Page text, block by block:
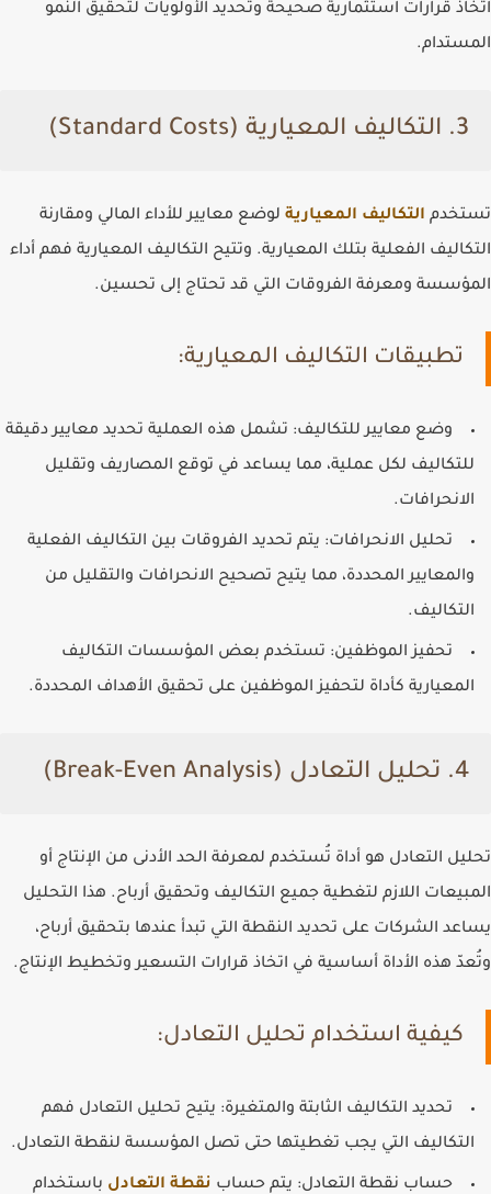
اتخاذ قرارات استثمارية صحيحة وتحديد الأولويات لتحقيق النمو
المستدام.
3. التكاليف المعيارية (Standard Costs)
تستخدم التكاليف المعيارية لوضع معايير للأداء المالي ومقارنة
التكاليف الفعلية بتلك المعيارية. وتتيح التكاليف المعيارية فهم أداء
المؤسسة ومعرفة الفروقات التي قد تحتاج إلى تحسين.
تطبيقات التكاليف المعيارية:
وضع معايير للتكاليف: تشمل هذه العملية تحديد معايير دقيقة
للتكاليف لكل عملية، مما يساعد في توقع المصاريف وتقليل
الانحرافات.
تحليل الانحرافات: يتم تحديد الفروقات بين التكاليف الفعلية
والمعايير المحددة، مما يتيح تصحيح الانحرافات والتقليل من
التكاليف.
تحفيز الموظفين: تستخدم بعض المؤسسات التكاليف
المعيارية كأداة لتحفيز الموظفين على تحقيق الأهداف المحددة.
4. تحليل التعادل (Break-Even Analysis)
تحليل التعادل هو أداة تُستخدم لمعرفة الحد الأدنى من الإنتاج أو
المبيعات اللازم لتغطية جميع التكاليف وتحقيق أرباح. هذا التحليل
يساعد الشركات على تحديد النقطة التي تبدأ عندها بتحقيق أرباح،
وتُعدّ هذه الأداة أساسية في اتخاذ قرارات التسعير وتخطيط الإنتاج.
كيفية استخدام تحليل التعادل:
تحديد التكاليف الثابتة والمتغيرة: يتيح تحليل التعادل فهم
التكاليف التي يجب تغطيتها حتى تصل المؤسسة لنقطة التعادل.
حساب نقطة التعادل: يتم حساب نقطة التعادل باستخدام